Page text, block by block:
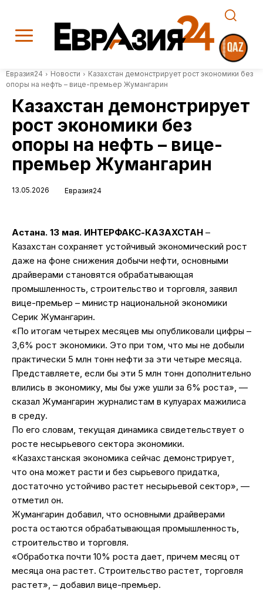
Евразия24 Новости
Казахстан демонстрирует рост экономики без
опоры на нефть – вице-премьер Жумангарин
Казахстан демонстрирует
рост экономики без
опоры на нефть – вице-
премьер Жумангарин
13.05.2026 Евразия24
Астана. 13 мая. ИНТЕРФАКС-КАЗАХСТАН –
Казахстан сохраняет устойчивый экономический рост
даже на фоне снижения добычи нефти, основными
драйверами становятся обрабатывающая
промышленность, строительство и торговля, заявил
вице-премьер – министр национальной экономики
Серик Жумангарин.
«По итогам четырех месяцев мы опубликовали цифры –
3,6% рост экономики. Это при том, что мы не добыли
практически 5 млн тонн нефти за эти четыре месяца.
Представляете, если бы эти 5 млн тонн дополнительно
влились в экономику, мы бы уже ушли за 6% роста», —
сказал Жумангарин журналистам в кулуарах мажилиса
в среду.
По его словам, текущая динамика свидетельствует о
росте несырьевого сектора экономики.
«Казахстанская экономика сейчас демонстрирует,
что она может расти и без сырьевого придатка,
достаточно устойчиво растет несырьевой сектор», —
отметил он.
Жумангарин добавил, что основными драйверами
роста остаются обрабатывающая промышленность,
строительство и торговля.
«Обработка почти 10% роста дает, причем месяц от
месяца она растет. Строительство растет, торговля
растет», – добавил вице-премьер.